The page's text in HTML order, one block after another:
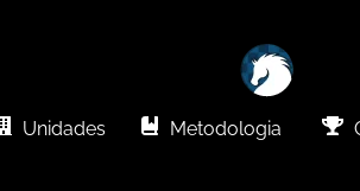
Unidades Metodologia